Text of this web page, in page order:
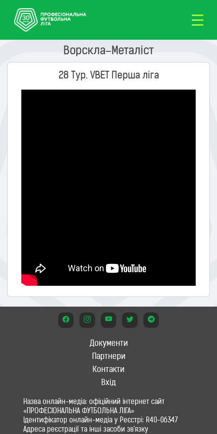
Ворскла–Металіст
28 Тур. VBET Перша ліга
Документи
Партнери
Контакти
Вхід
Назва онлайн-медіа: офіційний інтернет сайт
«ПРОФЕСІОНАЛЬНА ФУТБОЛЬНА ЛІГА»
Ідентифікатор онлайн-медіа у Реєстрі: R40-06347
Адреса реєстрації та інші засоби зв'язку